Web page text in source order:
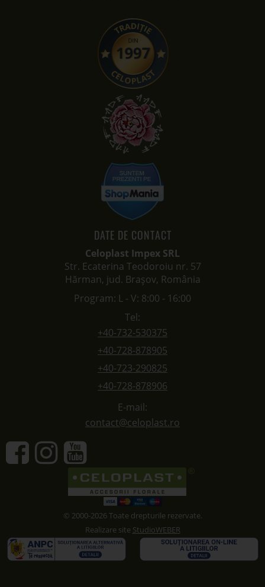
DATE DE CONTACT
Celoplast Impex SRL
Str. Ecaterina Teodoroiu nr. 57
Hărman, jud. Brașov, România
Program: L - V: 8:00 - 16:00
Tel:
+40-732-530375
+40-728-878905
+40-723-290825
+40-728-878906
E-mail:
contact@celoplast.ro
© 2000-2026 Toate drepturile rezervate.
Realizare site StudioWEBER